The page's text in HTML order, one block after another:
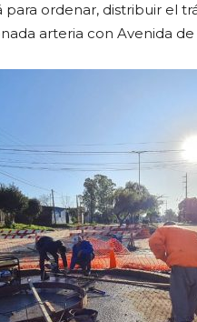
ordenar, distribuir el
arteria con Avenida de